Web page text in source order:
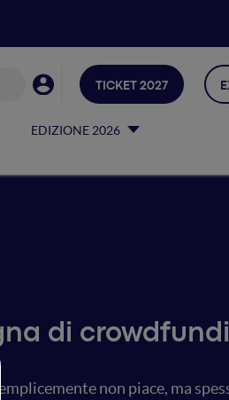
EDIZIONE 2026
TICKET 2027
di
non piace, ma